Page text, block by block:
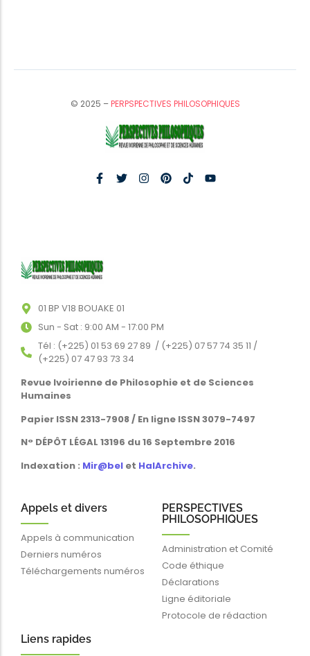
© 2025 –PERPSPECTIVES PHILOSOPHIQUES
01 BP V18 BOUAKE 01
Sun - Sat : 9:00 AM - 17:00 PM
Tél : (+225) 01 53 69 27 89 / (+225) 07 57 74 35 11 /
(+225) 07 47 93 73 34
Revue Ivoirienne de Philosophie et de Sciences
Humaines
Papier ISSN 2313-7908 / En ligne ISSN 3079-7497
N° DÉPÔT LÉGAL 13196 du 16 Septembre 2016
Indexation : Mir@bel et HalArchive.
Appels et divers
Appels à communication
Derniers numéros
Téléchargements numéros
PERSPECTIVES
PHILOSOPHIQUES
Administration et Comité
Code éthique
Déclarations
Ligne éditoriale
Protocole de rédaction
Liens rapides